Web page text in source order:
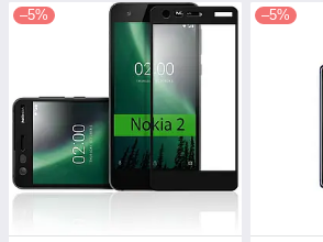
–5% –5%